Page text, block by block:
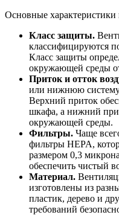
Основные
Класс защиты.
классифицируются
Класс защиты
окружающей среды
Приток и отток
или нижнюю систему
Верхний приток
шкафа, а нижний
окружающей среды.
Фильтры. Чаще
фильтры HEPA,
размером 0,3
обеспечить чистый
Материал.
изготовлены из
пластик, дерево и
требований